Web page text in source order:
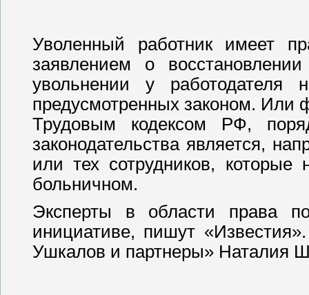
Уволенный работник имеет
заявлением о
увольнении у работодателя
предусмотренных законом. Или
Трудовым кодексом РФ,
законодательства является,
или тех сотрудников, которые
больничном.
Эксперты в области права
инициативе, пишут
Ушкалов и партнеры» Наталия